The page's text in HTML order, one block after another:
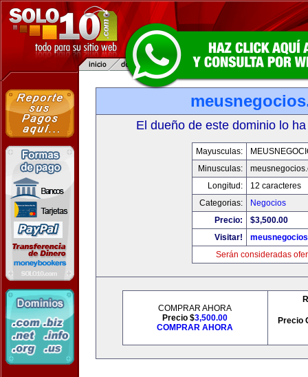
El dueño de este dominio lo
Mayusculas:
Minusculas:
Longitud:
12 caracteres
Categorias:
Negocios
Precio:
$3,500.00
Visitar!
Serán consideradas
COMPRAR AHORA
Precio $3,500.00
COMPRAR AHORA
Precio